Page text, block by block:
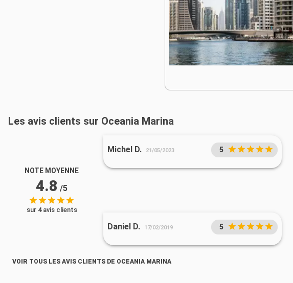
Les avis clients sur Oceania Marina
NOTE MOYENNE
4.8 /5
sur 4 avis clients
Michel D. 21/05/2023 5
Daniel D. 17/02/2019 5
VOIR TOUS LES AVIS CLIENTS DE OCEANIA MARINA